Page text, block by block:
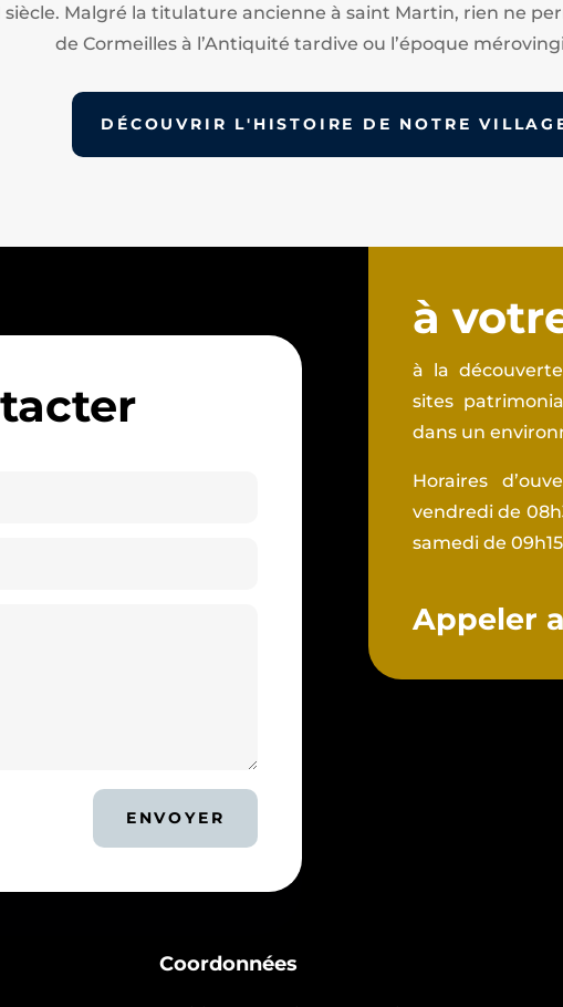
siècle. Malgré la titulature ancienne à saint Martin, rien ne
de Cormeilles à l’Antiquité tardive ou l’époque
DÉCOUVRIR L'HISTOIRE DE NOTRE
ENVOYER
à
à la
sites
dans un
Horaires
vendredi de
samedi de
Appeler
Coordonnées